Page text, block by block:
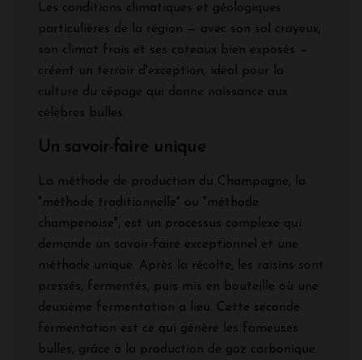
Les conditions climatiques et géologiques
particulières de la région — avec son sol crayeux,
son climat frais et ses coteaux bien exposés —
créent un terroir d'exception, idéal pour la
culture du cépage qui donne naissance aux
célèbres bulles.
Un savoir-faire unique
La méthode de production du Champagne, la
"méthode traditionnelle" ou "méthode
champenoise", est un processus complexe qui
demande un savoir-faire exceptionnel et une
méthode unique. Après la récolte, les raisins sont
pressés, fermentés, puis mis en bouteille où une
deuxième fermentation a lieu. Cette seconde
fermentation est ce qui génère les fameuses
bulles, grâce à la production de gaz carbonique.